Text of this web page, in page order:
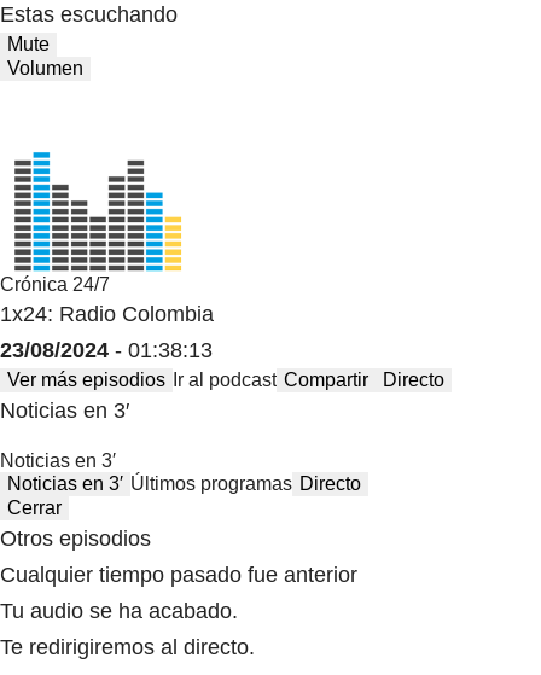
Estas escuchando
Mute
Volumen
Crónica 24/7
1x24: Radio Colombia
23/08/2024 - 01:38:13
Ver más episodios Ir al podcast Compartir Directo
Noticias en 3′
Noticias en 3′
Noticias en 3′ Últimos programas Directo
Cerrar
Otros episodios
Cualquier tiempo pasado fue anterior
Tu audio se ha acabado.
Te redirigiremos al directo.